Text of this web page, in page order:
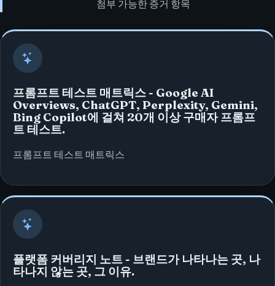
첨부 가능한 증거 항목
프롬프트 테스트 매트릭스 - Google AI
Overviews, ChatGPT, Perplexity, Gemini,
Bing Copilot에 걸쳐 20개 이상 구매자 프롬프
트 테스트.
프롬프트 테스트 매트릭스
플랫폼 커버리지 노트 - 브랜드가 나타나는 곳, 나
타나지 않는 곳, 그 이유.